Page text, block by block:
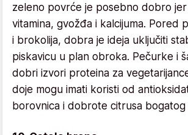
zeleno povrće je posebno dobro
vitamina, gvožđa i kalcijuma. Pored
i brokolija, dobra je ideja uključiti
piskavicu u plan obroka. Pečurke i
dobri izvori proteina za
doje mogu imati koristi od
borovnica i dobrote citrusa bogatog